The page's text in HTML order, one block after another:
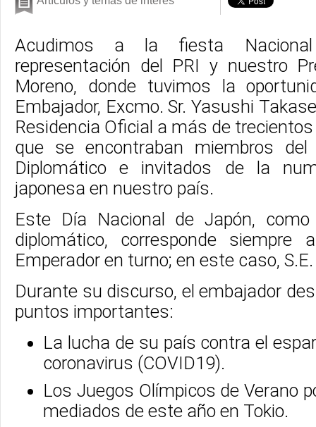
Acudimos a la fiesta
representación del PRI y nuestro
Moreno, donde tuvimos la
Embajador, Excmo. Sr. Yasushi
Residencia Oficial a más de
que se encontraban miembros del
Diplomático e invitados de la
japonesa en nuestro país.
Este Día Nacional de Japón,
diplomático, corresponde siempre
Emperador en turno; en este caso,
Durante su discurso, el embajador
puntos importantes:
La lucha de su país contra el
coronavirus (COVID19).
Los Juegos Olímpicos de Verano
mediados de este año en Tokio.